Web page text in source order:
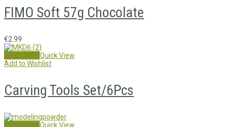
FIMO Soft 57g Chocolate
€2.99
Quick View
Add to Wishlist
Carving Tools Set/6Pcs
Quick View